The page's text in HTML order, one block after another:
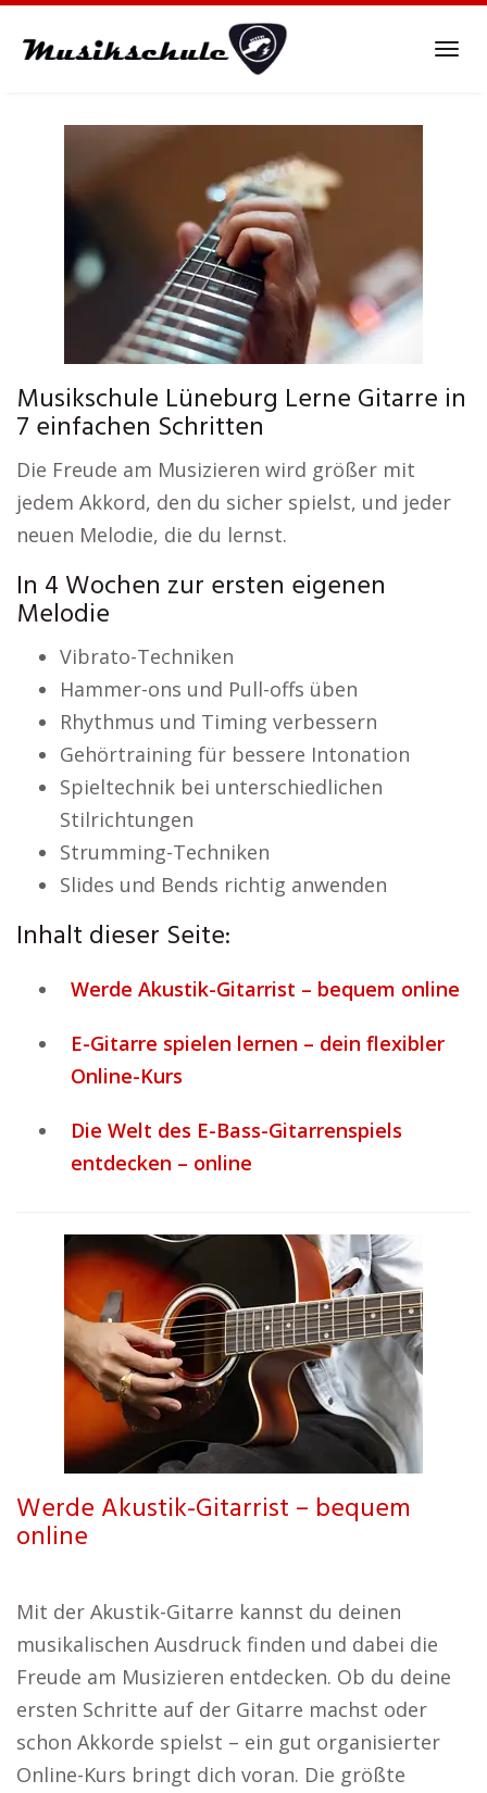
Musikschule Lüneburg Lerne Gitarre in
7 einfachen Schritten
Die Freude am Musizieren wird größer mit
jedem Akkord, den du sicher spielst, und jeder
neuen Melodie, die du lernst.
In 4 Wochen zur ersten eigenen
Melodie
Vibrato-Techniken
Hammer-ons und Pull-offs üben
Rhythmus und Timing verbessern
Gehörtraining für bessere Intonation
Spieltechnik bei unterschiedlichen
Stilrichtungen
Strumming-Techniken
Slides und Bends richtig anwenden
Inhalt dieser Seite:
Werde Akustik-Gitarrist – bequem online
E-Gitarre spielen lernen – dein flexibler
Online-Kurs
Die Welt des E-Bass-Gitarrenspiels
entdecken – online
Werde Akustik-Gitarrist – bequem
online
Mit der Akustik-Gitarre kannst du deinen
musikalischen Ausdruck finden und dabei die
Freude am Musizieren entdecken. Ob du deine
ersten Schritte auf der Gitarre machst oder
schon Akkorde spielst – ein gut organisierter
Online-Kurs bringt dich voran. Die größte